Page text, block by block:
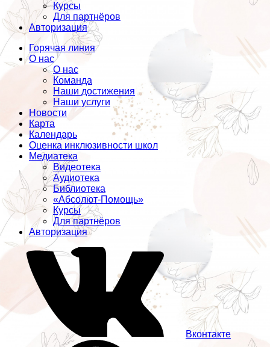
Курсы
Для партнёров
Авторизация
Горячая линия
О нас
О нас
Команда
Наши достижения
Наши услуги
Новости
Карта
Календарь
Оценка инклюзивности школ
Медиатека
Видеотека
Аудиотека
Библиотека
«Абсолют-Помощь»
Курсы
Для партнёров
Авторизация
Вконтакте